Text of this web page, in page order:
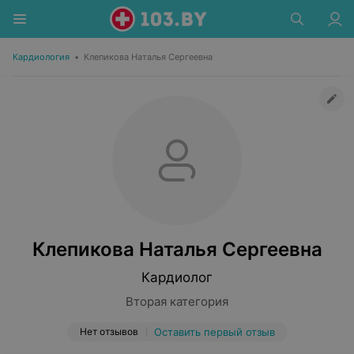
Кардиология • Клепикова Наталья Сергеевна
Клепикова Наталья Сергеевна
Кардиолог
Вторая категория
Нет отзывов Оставить первый отзыв